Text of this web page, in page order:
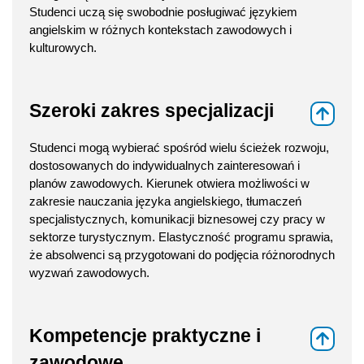
Studenci uczą się swobodnie posługiwać językiem
angielskim w różnych kontekstach zawodowych i
kulturowych.
Szeroki zakres specjalizacji
Studenci mogą wybierać spośród wielu ścieżek rozwoju,
dostosowanych do indywidualnych zainteresowań i
planów zawodowych. Kierunek otwiera możliwości w
zakresie nauczania języka angielskiego, tłumaczeń
specjalistycznych, komunikacji biznesowej czy pracy w
sektorze turystycznym. Elastyczność programu sprawia,
że absolwenci są przygotowani do podjęcia różnorodnych
wyzwań zawodowych.
Kompetencje praktyczne i